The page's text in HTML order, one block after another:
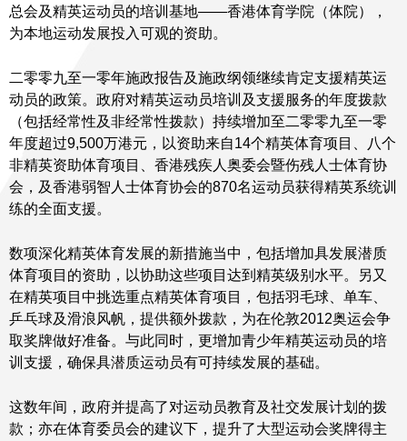
总会及精英运动员的培训基地――香港体育学院（体院），
为本地运动发展投入可观的资助。
二零零九至一零年施政报告及施政纲领继续肯定支援精英运
动员的政策。政府对精英运动员培训及支援服务的年度拨款
（包括经常性及非经常性拨款）持续增加至二零零九至一零
年度超过9,500万港元，以资助来自14个精英体育项目、八个
非精英资助体育项目、香港残疾人奥委会暨伤残人士体育协
会，及香港弱智人士体育协会的870名运动员获得精英系统训
练的全面支援。
数项深化精英体育发展的新措施当中，包括增加具发展潜质
体育项目的资助，以协助这些项目达到精英级别水平。另又
在精英项目中挑选重点精英体育项目，包括羽毛球、单车、
乒乓球及滑浪风帆，提供额外拨款，为在伦敦2012奥运会争
取奖牌做好准备。与此同时，更增加青少年精英运动员的培
训支援，确保具潜质运动员有可持续发展的基础。
这数年间，政府并提高了对运动员教育及社交发展计划的拨
款；亦在体育委员会的建议下，提升了大型运动会奖牌得主